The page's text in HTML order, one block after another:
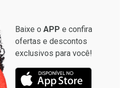
Baixe o APP e confira
ofertas e descontos
exclusivos para você!